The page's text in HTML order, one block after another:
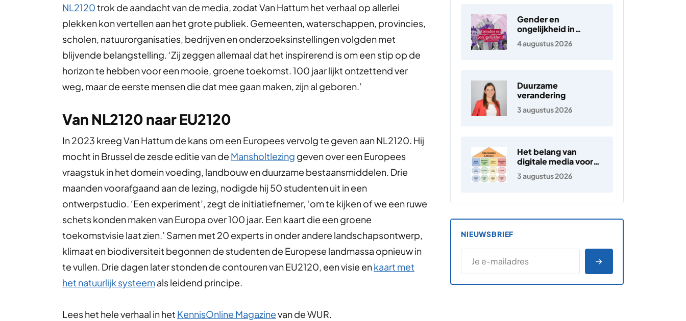
NL2120trok de aandacht van de media, zodat Van Hattum het verhaal op allerlei
plekken kon vertellen aan het grote publiek. Gemeenten, waterschappen, provincies,
scholen, natuurorganisaties, bedrijven en onderzoeksinstellingen volgden met
blijvende belangstelling. ‘Zij zeggen allemaal dat het inspirerend is om een stip op de
horizon te hebben voor een mooie, groene toekomst. 100 jaar lijkt ontzettend ver
weg, maar de eerste mensen die dat mee gaan maken, zijn al geboren.’
Van NL2120 naar EU2120
In 2023 kreeg Van Hattum de kans om een Europees vervolg te geven aan NL2120. Hij
mocht in Brussel de zesde editie van de Mansholtlezing geven over een Europees
vraagstuk in het domein voeding, landbouw en duurzame bestaansmiddelen. Drie
maanden voorafgaand aan de lezing, nodigde hij 50 studenten uit in een
ontwerpstudio. ‘Een experiment’, zegt de initiatiefnemer, ‘om te kijken of we een ruwe
schets konden maken van Europa over 100 jaar. Een kaart die een groene
toekomstvisie laat zien.’ Samen met 20 experts in onder andere landschapsontwerp,
klimaat en biodiversiteit begonnen de studenten de Europese landmassa opnieuw in
te vullen. Drie dagen later stonden de contouren van EU2120, een visie enkaart met
het natuurlijk systeemals leidend principe.
Lees het hele verhaal in het KennisOnline Magazinevan de WUR.
Gender en
ongelijkheid in
Nederland
4 augustus 2026
Duurzame
verandering
3 augustus 2026
Het belang van
digitale media voor
jongeren
3 augustus 2026
NIEUWSBRIEF
E-MAILADRES
*
AANMELDEN